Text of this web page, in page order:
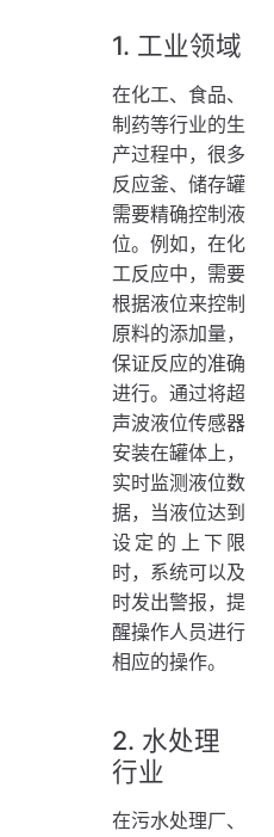
1. 工业领域
在化工、食品、
制药等行业的生
产过程中，很多
反应釜、储存罐
需要精确控制液
位。例如，在化
工反应中，需要
根据液位来控制
原料的添加量，
保证反应的准确
进行。通过将超
声波液位传感器
安装在罐体上，
实时监测液位数
据，当液位达到
设定的上下限
时，系统可以及
时发出警报，提
醒操作人员进行
相应的操作。
2. 水处理
行业
在污水处理厂、